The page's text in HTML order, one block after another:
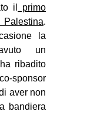
il
primo
.
la
un
ribadito
sponsor
aver non
bandiera